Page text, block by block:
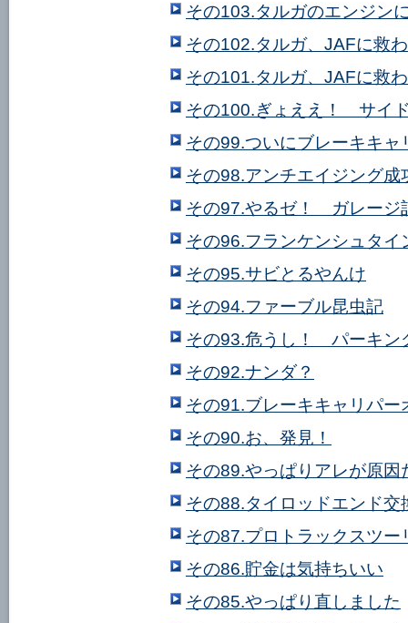
その103.タルガのエンジン
その102.タルガ、JAFに救
その101.タルガ、JAFに救
その100.ぎょええ！ サイ
その99.ついにブレーキキ
その98.アンチエイジング成
その97.やるゼ！ ガレージ
その96.フランケンシュタイ
その95.サビとるやんけ
その94.ファーブル昆虫記
その93.危うし！ パーキン
その92.ナンダ？
その91.ブレーキキャリパー
その90.お、発見！
その89.やっぱりアレが原因
その88.タイロッドエンド交
その87.プロトラックスツ
その86.貯金は気持ちいい
その85.やっぱり直しました